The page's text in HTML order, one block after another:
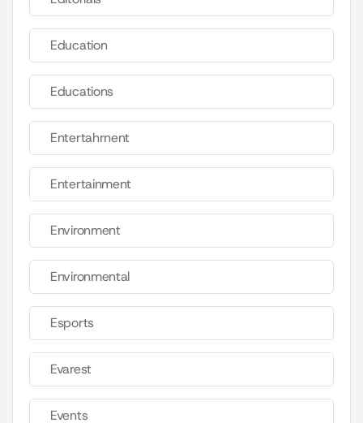
Education
Educations
Entertahrnent
Entertainment
Environment
Environmental
Esports
Evarest
Events